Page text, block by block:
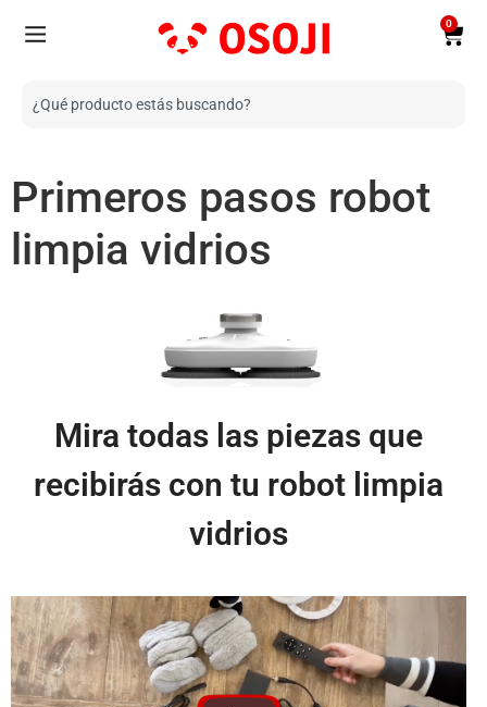
0
Primeros pasos robot
limpia vidrios
Mira todas las piezas que
recibirás con tu robot limpia
vidrios